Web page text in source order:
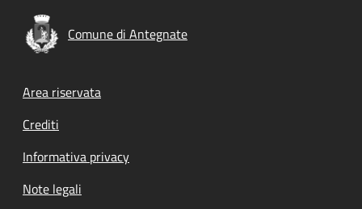
Comune di Antegnate
Footer menu
Area riservata
Crediti
Informativa privacy
Note legali